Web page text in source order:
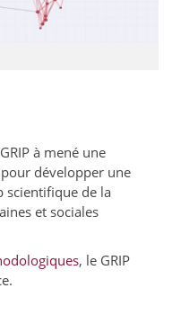
à mené une
développer une
scientifique de la
et sociales
, le GRIP